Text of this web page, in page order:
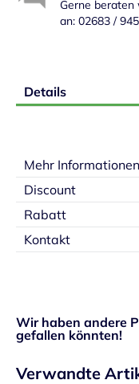
Gerne beraten
an: 02683 /
Details
Mehr Informationen
Discount
Rabatt
Kontakt
Wir haben andere
gefallen könnten!
Verwandte